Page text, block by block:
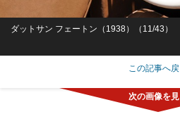
ダットサン フェートン（1938）（11/43）
この記事へ